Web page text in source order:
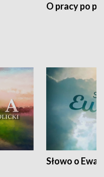
O pracy po
Słowo o